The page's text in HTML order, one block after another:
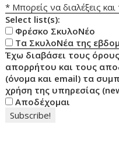
* Μπορείς να διαλέξεις και
Select list(s):
Φρέσκο ΣκυλοΝέο
Τα ΣκυλοΝέα της
Έχω διαβάσει τους
απορρήτου και τους
(όνομα και email) τα
χρήση της υπηρεσίας
Αποδέχομαι